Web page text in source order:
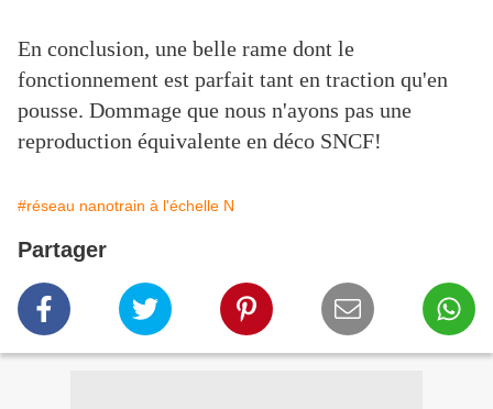
En conclusion, une belle rame dont le
fonctionnement est parfait tant en traction qu'en
pousse. Dommage que nous n'ayons pas une
reproduction équivalente en déco SNCF!
#réseau nanotrain à l'échelle N
Partager